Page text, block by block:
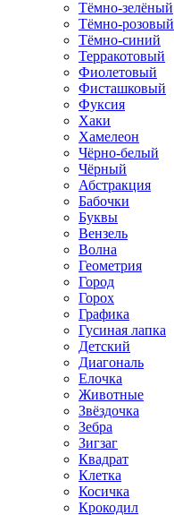
Тёмно-зелёный
Тёмно-розовый
Тёмно-синий
Терракотовый
Фиолетовый
Фисташковый
Фуксия
Хаки
Хамелеон
Чёрно-белый
Чёрный
Абстракция
Бабочки
Буквы
Вензель
Волна
Геометрия
Город
Горох
Графика
Гусиная лапка
Детский
Диагональ
Елочка
Животные
Звёздочка
Зебра
Зигзаг
Квадрат
Клетка
Косичка
Крокодил